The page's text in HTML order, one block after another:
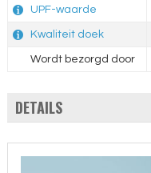
UPF-waarde
Kwaliteit doek
Wordt bezorgd door
DETAILS